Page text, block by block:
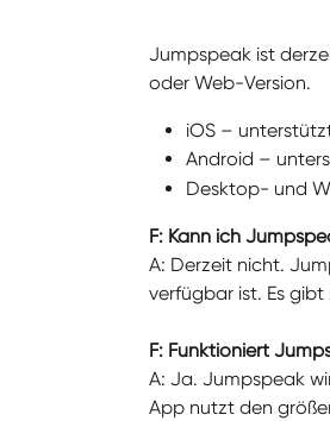
Jumpspeak ist
oder Web-Version.
iOS –
Android –
Desktop- und
F: Kann ich
A: Derzeit nicht.
verfügbar ist. Es
F: Funktioniert
A: Ja. Jumpspeak
App nutzt den